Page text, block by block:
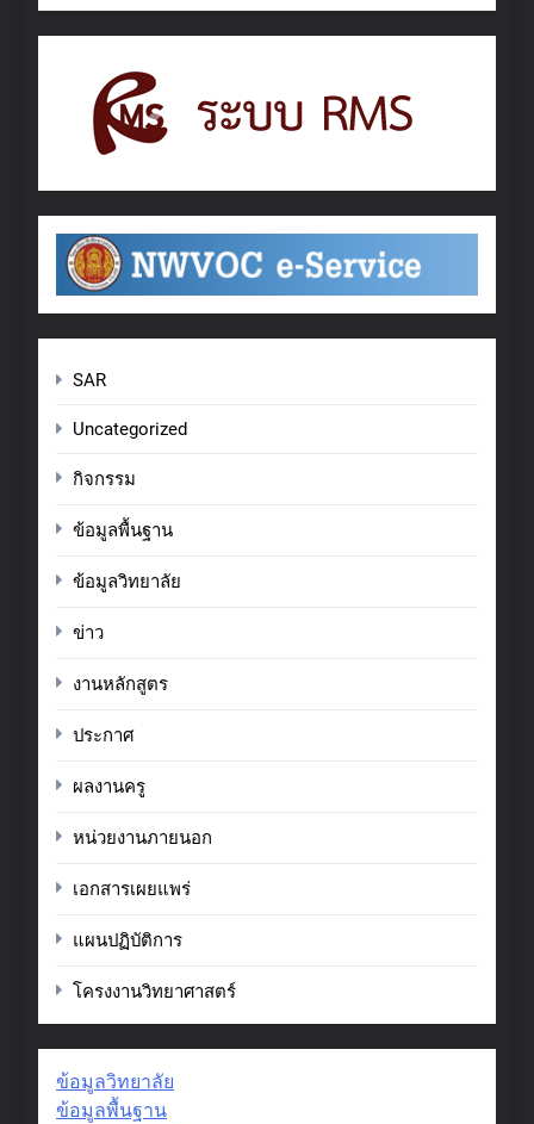
SAR
Uncategorized
กิจกรรม
ข้อมูลพื้นฐาน
ข้อมูลวิทยาลัย
ข่าว
งานหลักสูตร
ประกาศ
ผลงานครู
หน่วยงานภายนอก
เอกสารเผยแพร่
แผนปฏิบัติการ
โครงงานวิทยาศาสตร์
ข้อมูลวิทยาลัย
ข้อมูลพื้นฐาน